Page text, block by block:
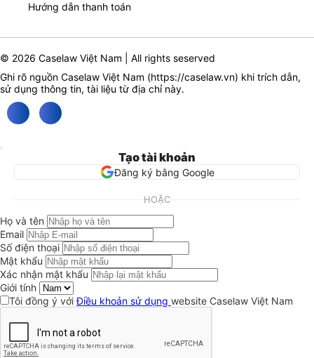
Hướng dẫn thanh toán
© 2026 Caselaw Việt Nam | All rights seserved
Ghi rõ nguồn Caselaw Việt Nam (https://caselaw.vn) khi trích dẫn,
sử dụng thông tin, tài liệu từ địa chỉ này.
Tạo tài khoản
Đăng ký bằng Google
HOẶC
Họ và tên
Email
Số điện thoại
Mật khẩu
Xác nhận mật khẩu
Giới tính
Tôi đồng ý vớiĐiều khoản sử dụng website Caselaw Việt Nam